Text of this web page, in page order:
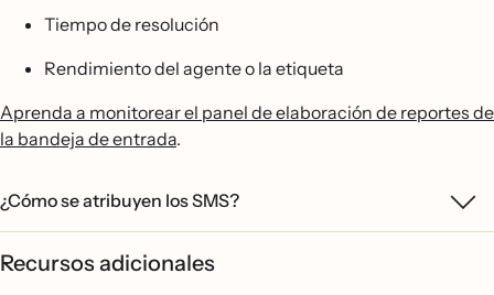
Tiempo de resolución
Rendimiento del agente o la etiqueta
Aprenda a monitorear el panel de elaboración de reportes de
la bandeja de entrada.
¿Cómo se atribuyen los SMS?
Recursos adicionales